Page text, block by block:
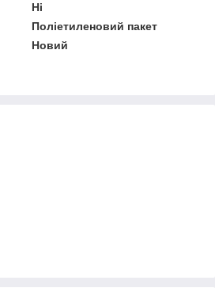
Ні
Поліетиленовий пакет
Новий